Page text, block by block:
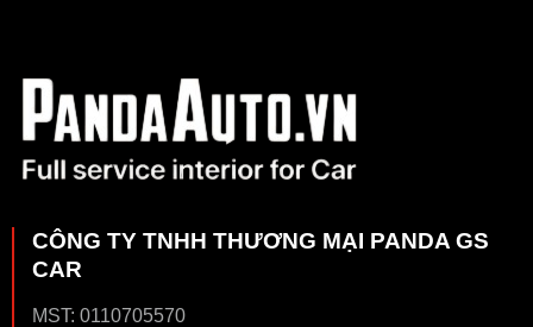
CÔNG TY TNHH THƯƠNG MẠI PANDA GS
CAR
MST: 0110705570